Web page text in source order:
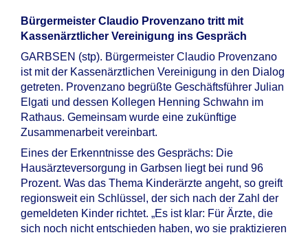
Bürgermeister Claudio Provenzano tritt mit
Kassenärztlicher Vereinigung ins Gespräch
GARBSEN (stp). Bürgermeister Claudio Provenzano
ist mit der Kassenärztlichen Vereinigung in den Dialog
getreten. Provenzano begrüßte Geschäftsführer Julian
Elgati und dessen Kollegen Henning Schwahn im
Rathaus. Gemeinsam wurde eine zukünftige
Zusammenarbeit vereinbart.
Eines der Erkenntnisse des Gesprächs: Die
Hausärzteversorgung in Garbsen liegt bei rund 96
Prozent. Was das Thema Kinderärzte angeht, so greift
regionsweit ein Schlüssel, der sich nach der Zahl der
gemeldeten Kinder richtet. „Es ist klar: Für Ärzte, die
sich noch nicht entschieden haben, wo sie praktizieren